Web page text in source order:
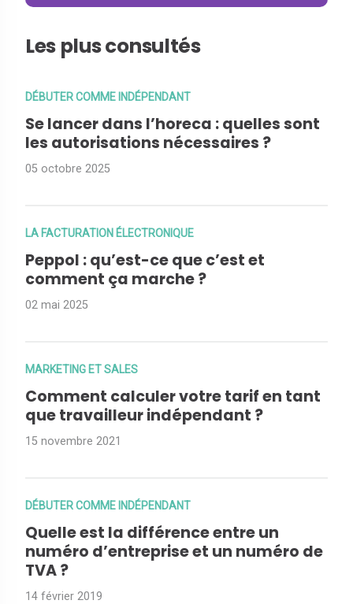
Les plus consultés
DÉBUTER COMME INDÉPENDANT
Se lancer dans l’horeca : quelles sont
les autorisations nécessaires ?
05 octobre 2025
LA FACTURATION ÉLECTRONIQUE
Peppol : qu’est-ce que c’est et
comment ça marche ?
02 mai 2025
MARKETING ET SALES
Comment calculer votre tarif en tant
que travailleur indépendant ?
15 novembre 2021
DÉBUTER COMME INDÉPENDANT
Quelle est la différence entre un
numéro d’entreprise et un numéro de
TVA ?
14 février 2019